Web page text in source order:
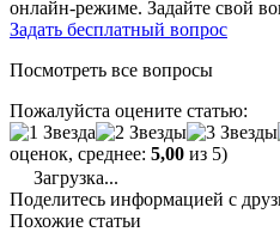
онлайн-режиме. Задайте свой
Задать бесплатный вопрос
Посмотреть все вопросы
Пожалуйста оцените статью:
оценок, среднее: 5,00 из 5)
Загрузка...
Поделитесь информацией с
Похожие статьи